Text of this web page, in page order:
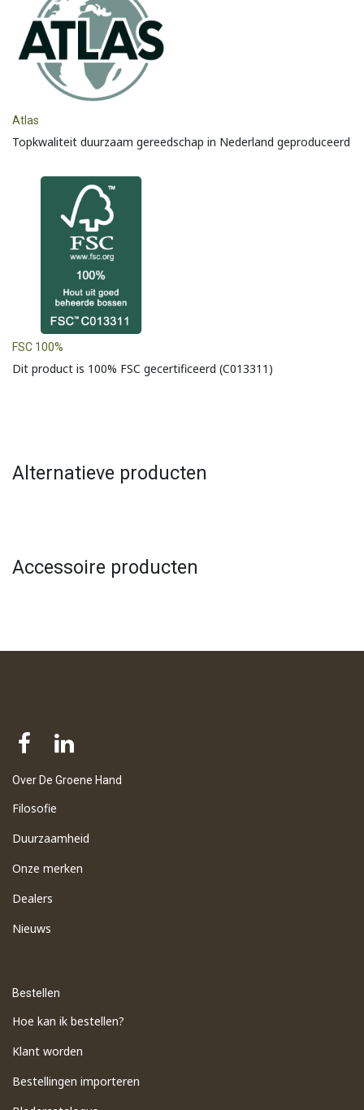
Atlas
Topkwaliteit duurzaam gereedschap in Nederland geproduceerd
FSC 100%
Dit product is 100% FSC gecertificeerd (C013311)
Alternatieve producten
Accessoire producten
Over De Groene Hand
Filosofie
Duurzaamheid
Onze merken
Dealers
Nieuws
Bestellen
Hoe kan ik bestellen?
Klant worden
Bestellingen importeren